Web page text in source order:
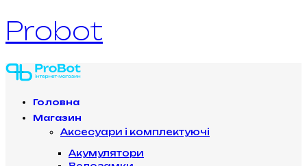
Probot
Головна
Магазин
Аксесуари і комплектуючі
Акумулятори